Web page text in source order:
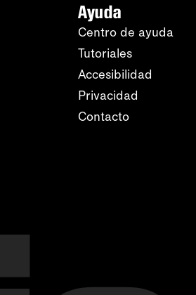
Ayuda
Centro de ayuda
Tutoriales
Accesibilidad
Privacidad
Contacto